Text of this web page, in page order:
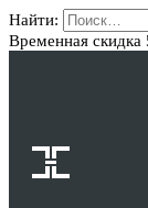
Найти:
Временная скидка